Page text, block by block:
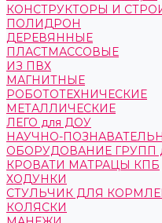
КОНСТРУКТОРЫ И
ПОЛИДРОН
ДЕРЕВЯННЫЕ
ПЛАСТМАССОВЫЕ
ИЗ ПВХ
МАГНИТНЫЕ
РОБОТОТЕХНИЧЕСКИЕ
МЕТАЛЛИЧЕСКИЕ
ЛЕГО для ДОУ
НАУЧНО-
ОБОРУДОВАНИЕ ГРУПП
КРОВАТИ МАТРАЦЫ КПБ
ХОДУНКИ
СТУЛЬЧИК ДЛЯ
КОЛЯСКИ